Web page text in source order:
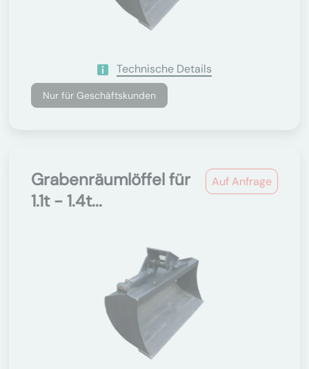
Technische Details
Nur für Geschäftskunden
Auf Anfrage
Grabenräumlöffel für
1.1t - 1.4t...